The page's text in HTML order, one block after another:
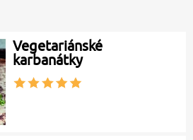
Vegetariánské
karbanátky